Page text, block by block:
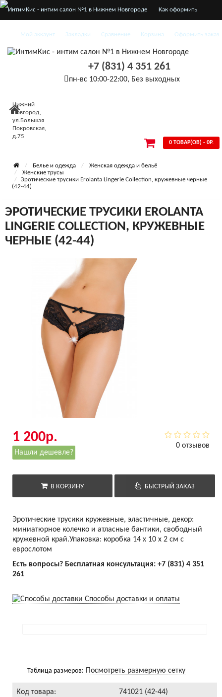
Как оформить
О нас
Доставка и оплата
Мой аккаунт Закладки Сравнение Корзина Оформить заказ
+7 (831) 4 351 261
пн-вс 10:00-22:00, Без выходных
Нижний
Новгород,
ул.Большая
Покровская,
д.75
0 ТОВАР(ОВ) - 0Р.
Белье и одежда
Женская одежда и бельё
Женские трусы
Эротические трусики Erolanta Lingerie Collection, кружевные черные
(42-44)
ЭРОТИЧЕСКИЕ ТРУСИКИ EROLANTA
LINGERIE COLLECTION, КРУЖЕВНЫЕ
ЧЕРНЫЕ (42-44)
0 отзывов
1 200р.
Нашли дешевле?
В КОРЗИНУ БЫСТРЫЙ ЗАКАЗ
Эротические трусики кружевные, эластичные, декор:
миниатюрное колечко и атласные бантики, свободный
кружевной край.Упаковка: коробка 14 х 10 х 2 см с
еврослотом
Есть вопросы? Бесплатная консультация: +7 (831) 4 351
261
Способы доставки и оплаты
Таблица размеров: Посмотреть размерную сетку
Код товара: 741021 (42-44)